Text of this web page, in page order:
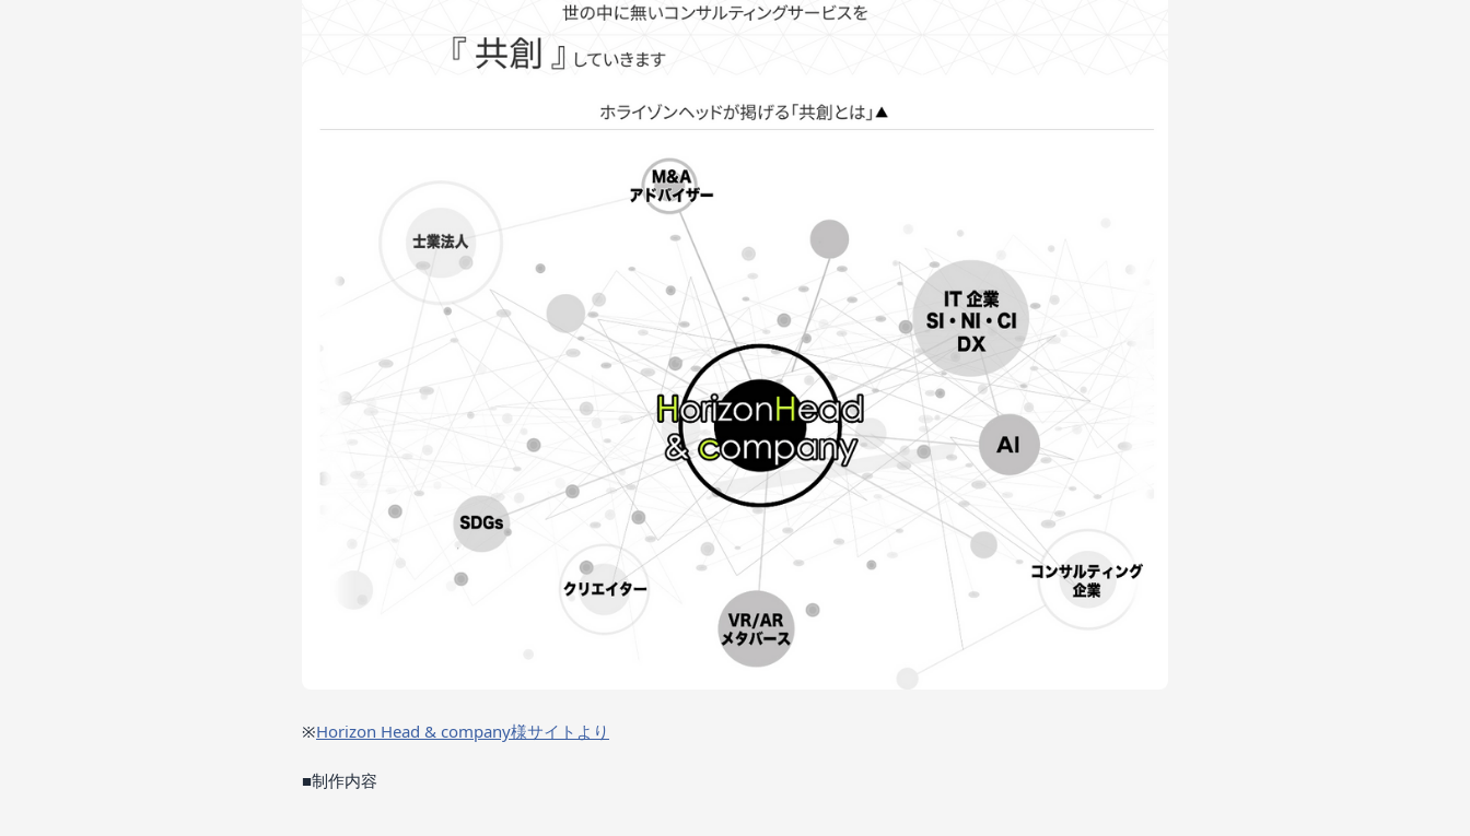
※Horizon Head & company様サイトより
■制作内容